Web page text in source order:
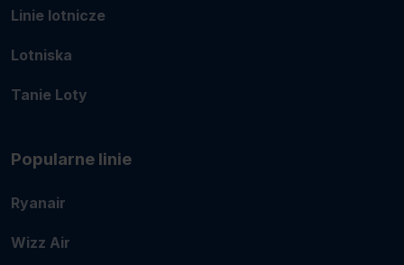
Linie lotnicze
Lotniska
Tanie Loty
Popularne linie
Ryanair
Wizz Air